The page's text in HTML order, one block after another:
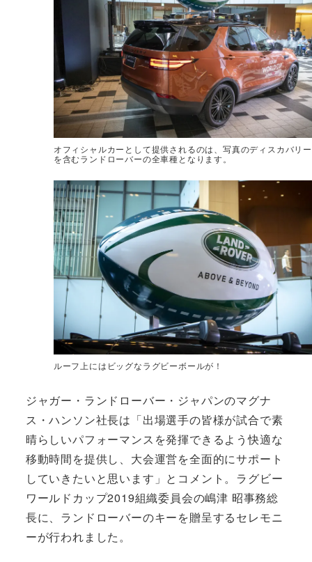
オフィシャルカーとして提供されるのは、写真のディスカバリー
を含むランドローバーの全車種となります。
ルーフ上にはビッグなラグビーボールが！
ジャガー・ランドローバー・ジャパンのマグナ
ス・ハンソン社長は「出場選手の皆様が試合で素
晴らしいパフォーマンスを発揮できるよう快適な
移動時間を提供し、大会運営を全面的にサポート
していきたいと思います」とコメント。ラグビー
ワールドカップ2019組織委員会の嶋津 昭事務総
長に、ランドローバーのキーを贈呈するセレモニ
ーが行われました。